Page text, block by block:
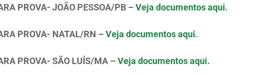
PROVA- JOÃO PESSOA/PB –Veja documentos aqui.
PROVA- NATAL/RN –Veja documentos aqui.
PROVA- SÃO LUÍS/MA –Veja documentos aqui.